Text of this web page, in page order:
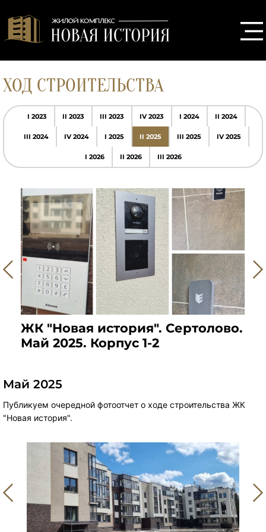
ХОД СТРОИТЕЛЬСТВА
I 2023 II 2023 III 2023 IV 2023 I 2024 II 2024
III 2024 IV 2024 I 2025 II 2025 III 2025 IV 2025
I 2026 II 2026 III 2026
ЖК "Новая история". Сертолово.
Май 2025. Корпус 1-2
Май 2025
Публикуем очередной фотоотчет о ходе строительства ЖК
"Новая история".